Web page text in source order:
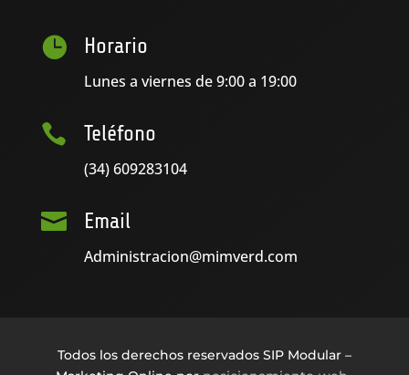
 Horario
Lunes a viernes de 9:00 a 19:00
 Teléfono
(34) 609283104
 Email
Administracion@mimverd.com
Todos los derechos reservados SIP Modular –